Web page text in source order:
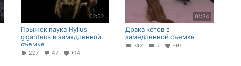
02:52
Прыжок паука Hyllus
giganteus в замедленной
съемке
297 47 +14
01:34
Драка котов в
замедленной съемке
742 5 +91